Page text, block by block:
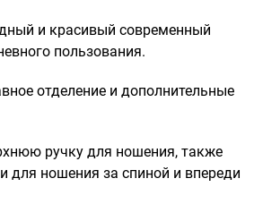
Саквояжи
Распродажа
Сумки
Сумки деловые
Сумки поясные
и красивый современный
пользования.
отделение и дополнительные
ручку для ношения, также
для ношения за спиной и впереди